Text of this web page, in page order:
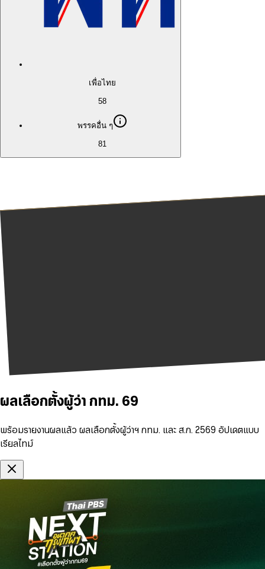
เพื่อไทย
58
พรรคอื่น ๆ
81
ผลเลือกตั้งผู้ว่า กทม. 69
พร้อมรายงานผลแล้ว ผลเลือกตั้งผู้ว่าฯ กทม. และ ส.ก. 2569 อัปเดตแบบ
เรียลไทม์